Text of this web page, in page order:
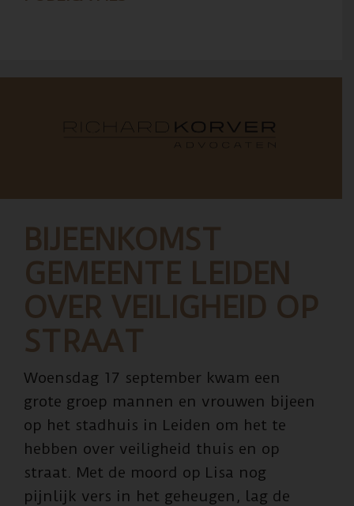
BIJEENKOMST
GEMEENTE LEIDEN
OVER VEILIGHEID OP
STRAAT
Woensdag 17 september kwam een
grote groep mannen en vrouwen bijeen
op het stadhuis in Leiden om het te
hebben over veiligheid thuis en op
straat. Met de moord op Lisa nog
pijnlijk vers in het geheugen, lag de